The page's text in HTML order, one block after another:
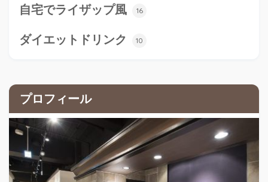
自宅でライザップ風 16
ダイエットドリンク 10
プロフィール